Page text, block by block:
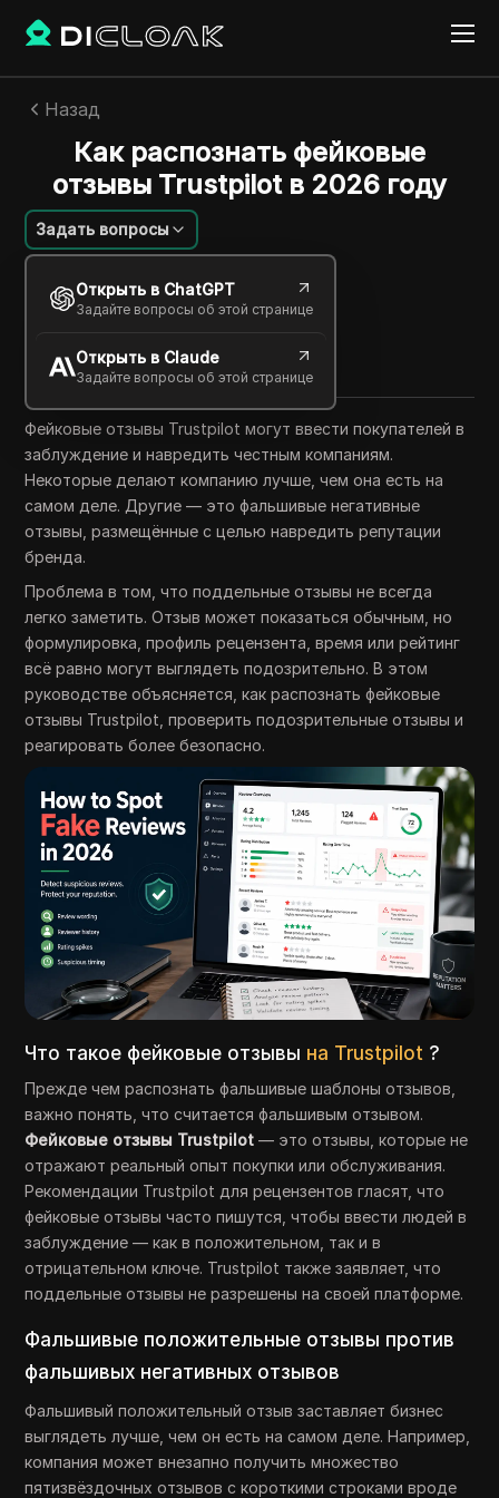
Назад
Как распознать фейковые
отзывы Trustpilot в 2026 году
Задать вопросы
Открыть в ChatGPT
Задайте вопросы об этой странице
Открыть в Claude
Задайте вопросы об этой странице
Charles Martinez
02 июня 2026 5 минут
Copy Link
Фейковые отзывы Trustpilot могут ввести покупателей в
заблуждение и навредить честным компаниям.
Некоторые делают компанию лучше, чем она есть на
самом деле. Другие — это фальшивые негативные
отзывы, размещённые с целью навредить репутации
бренда.
Проблема в том, что поддельные отзывы не всегда
легко заметить. Отзыв может показаться обычным, но
формулировка, профиль рецензента, время или рейтинг
всё равно могут выглядеть подозрительно. В этом
руководстве объясняется, как распознать фейковые
отзывы Trustpilot, проверить подозрительные отзывы и
реагировать более безопасно.
Что такое фейковые отзывы на Trustpilot ?
Прежде чем распознать фальшивые шаблоны отзывов,
важно понять, что считается фальшивым отзывом.
Фейковые отзывы Trustpilot — это отзывы, которые не
отражают реальный опыт покупки или обслуживания.
Рекомендации Trustpilot для рецензентов гласят, что
фейковые отзывы часто пишутся, чтобы ввести людей в
заблуждение — как в положительном, так и в
отрицательном ключе. Trustpilot также заявляет, что
поддельные отзывы не разрешены на своей платформе.
Фальшивые положительные отзывы против
фальшивых негативных отзывов
Фальшивый положительный отзыв заставляет бизнес
выглядеть лучше, чем он есть на самом деле. Например,
компания может внезапно получить множество
пятизвёздочных отзывов с короткими строками вроде